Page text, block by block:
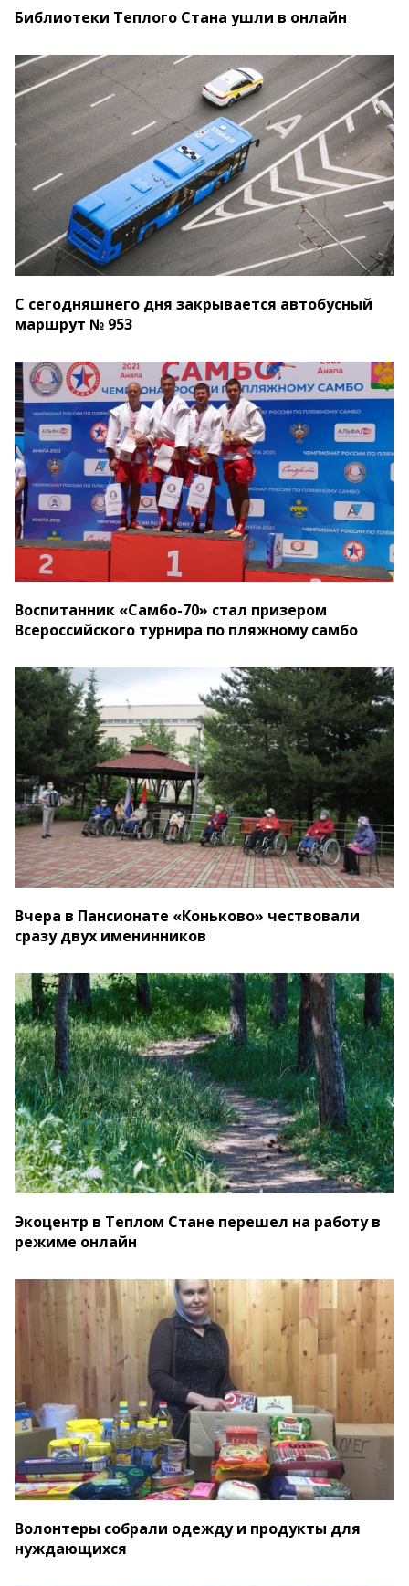
Библиотеки Теплого Стана ушли в онлайн
С сегодняшнего дня закрывается автобусный
маршрут № 953
Воспитанник «Самбо-70» стал призером
Всероссийского турнира по пляжному самбо
Вчера в Пансионате «Коньково» чествовали
сразу двух именинников
Экоцентр в Теплом Стане перешел на работу в
режиме онлайн
Волонтеры собрали одежду и продукты для
нуждающихся